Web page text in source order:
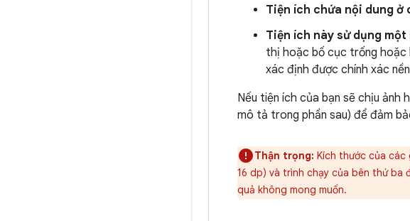
Tiện ích chứa nội dung ở
Tiện ích này sử dụng
thị hoặc bố cục trống hoặc
xác định được chính xác
Nếu tiện ích của bạn sẽ chịu ảnh
mô tả trong phần sau) để đảm
Thận trọng: Kích thước của
16 dp) và trình chạy của bên thứ ba
quả không mong muốn.